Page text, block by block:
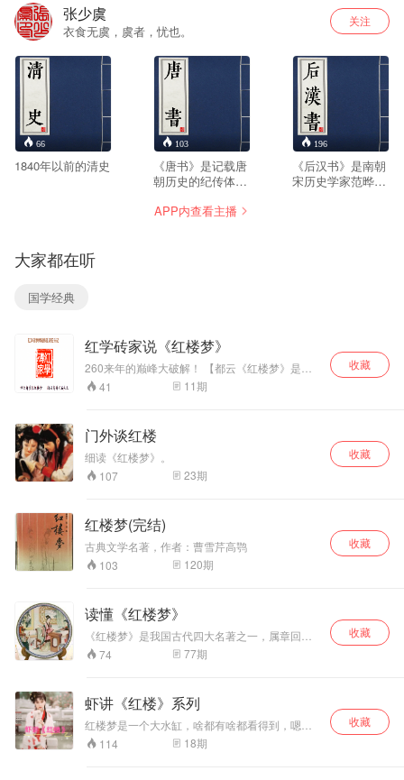
张少虞
衣食无虞，虞者，忧也。
关注
66
1840年以前的清史
103
《唐书》是记载唐
朝历史的纪传体史
纪二十卷，志三十
196
《后汉书》是南朝
宋历史学家范晔编
APP内查看主播
大家都在听
国学经典
红学砖家说《红楼梦》
260来年的巅峰大破解！ 【都云《红楼梦》是古
今小说的颠峰之作，却又有几人知道此帖将是
《红楼梦》的颠峰破解？若干年后，此帖将以里
的研究方向。丁酉年闰六月廿一。红学砖家】
41 11期
收藏
门外谈红楼
细读《红楼梦》。
107
23期
收藏
红楼梦(完结)
古典文学名著，作者：曹雪芹高鹗
103
120期
收藏
读懂《红楼梦》
《红楼梦》是我国古代四大名著之一，属章回体
长篇小说，成书于1784年（清乾隆帝四十九
年）。梦觉主人序本正式题为《红楼梦》，它的
《金陵十二钗》等。是我国古代最伟大的长篇小
说，也是世界文学经典巨著之一。作者曹雪芹。
现通行的续作是由高鹗续全的一百二十回《红楼
梦》。书中以贾、史、王、薛四大家族为背景，
以贾宝玉、林黛玉爱情悲剧为主线，着重描写
74 77期
收藏
虾讲《红楼》系列
红楼梦是一个大水缸，啥都有啥都看得到，嗯，
我们看看到底能讲出多少名堂。
114 18期
收藏